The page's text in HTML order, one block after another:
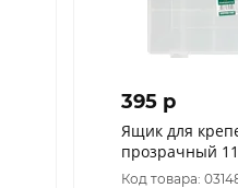
395 p
Ящик для
прозрачный
см)
Код товара: